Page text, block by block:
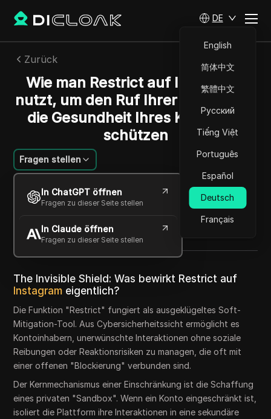
DE
English
简体中文
繁體中文
Русский
Tiếng Việt
Português
Español
Deutsch
Français
Zurück
Wie man Restrict auf Instagram
nutzt, um den Ruf Ihrer Marke und
die Gesundheit Ihres Kontos zu
schützen
Fragen stellen
In ChatGPT öffnen
Fragen zu dieser Seite stellen
In Claude öffnen
Fragen zu dieser Seite stellen
Sandra Anderson
14 Mai 2026 3 min lesen
Copy Link
The Invisible Shield: Was bewirkt Restrict auf
Instagram eigentlich?
Die Funktion "Restrict" fungiert als ausgeklügeltes Soft-
Mitigation-Tool. Aus Cybersicherheitssicht ermöglicht es
Kontoinhabern, unerwünschte Interaktionen ohne soziale
Reibungen oder Reaktionsrisiken zu managen, die oft mit
einer offenen "Blockierung" verbunden sind.
Der Kernmechanismus einer Einschränkung ist die Schaffung
eines privaten "Sandbox". Wenn ein Konto eingeschränkt ist,
isoliert die Plattform ihre Interaktionen in eine sekundäre